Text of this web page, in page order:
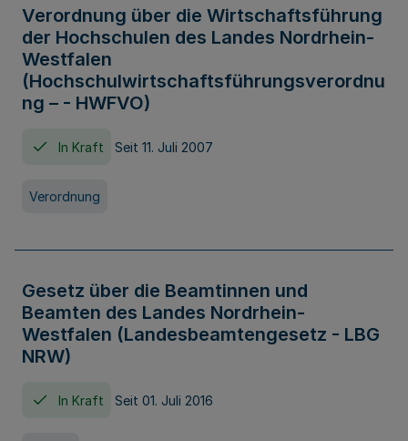
Verordnung über die Wirtschaftsführung
der Hochschulen des Landes Nordrhein-
Westfalen
(Hochschulwirtschaftsführungsverordnu
ng – - HWFVO)
In Kraft Seit 11. Juli 2007
Verordnung
Gesetz über die Beamtinnen und
Beamten des Landes Nordrhein-
Westfalen (Landesbeamtengesetz - LBG
NRW)
In Kraft Seit 01. Juli 2016